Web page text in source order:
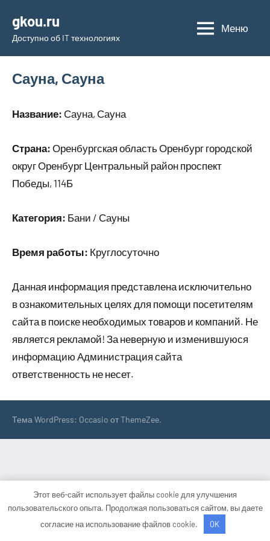
содержимому
gkou.ru
Доступно об IT технологиях
Меню
Сауна, Сауна
Название: Сауна, Сауна
Страна: Оренбургская область Оренбург городской
округ Оренбург Центральный район проспект
Победы, 114Б
Категория: Бани / Сауны
Время работы: Круглосуточно
Данная информация представлена исключительно
в ознакомительных целях для помощи посетителям
сайта в поиске необходимых товаров и компаний. Не
является рекламой! За неверную и изменившуюся
информацию Администрация сайта
ответственность не несет.
Тема WordPress: Occasio от ThemeZee.
Этот веб-сайт использует файлы cookie для улучшения
пользовательского опыта. Продолжая пользоваться сайтом, вы даете
согласие на использование файлов cookie.
OK